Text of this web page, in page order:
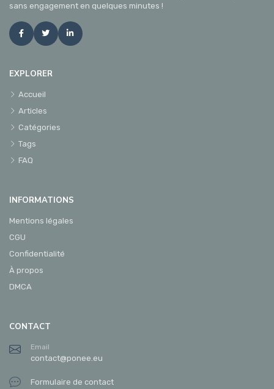
sans engagement en quelques minutes !
EXPLORER
Accueil
Articles
Catégories
Tags
FAQ
INFORMATIONS
Mentions légales
CGU
Confidentialité
À propos
DMCA
CONTACT
Email
contact@ponee.eu
Formulaire de contact